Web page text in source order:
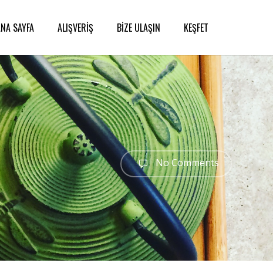
SAYFA ALIŞVERİŞ BİZE ULAŞIN KEŞFET
No Comments